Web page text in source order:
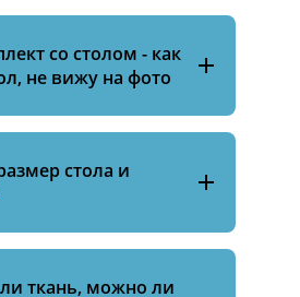
со столом - как
не вижу на фото
стола и
ткань, можно ли